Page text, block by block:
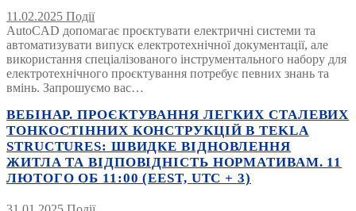
11.02.2025 Події
AutoCAD допомагає проєктувати електричні системи та
автоматизувати випуск електротехнічної документації, але
використання спеціалізованого інструментального набору для
електротехнічного проєктування потребує певних знань та
вмінь. Запрошуємо вас…
ВЕБІНАР. ПРОЄКТУВАННЯ ЛЕГКИХ СТАЛЕВИХ
ТОНКОСТІННИХ КОНСТРУКЦІЙ В TEKLA
STRUCTURES: ШВИДКЕ ВІДНОВЛЕННЯ
ЖИТЛА ТА ВІДПОВІДНІСТЬ НОРМАТИВАМ. 11
ЛЮТОГО ОБ 11:00 (EEST, UTC + 3)